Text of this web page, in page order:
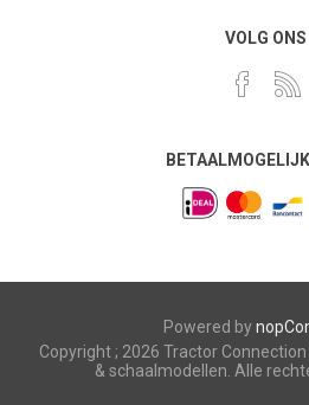
VOLG ONS
Powered by
Copyright ; 2026 Tractor
& schaalmodellen. Alle